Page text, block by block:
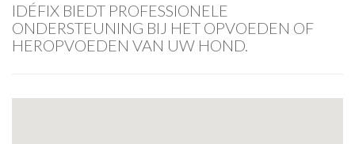
IDÉFIX BIEDT PROFESSIONELE
ONDERSTEUNING BIJ HET OPVOEDEN OF
HEROPVOEDEN VAN UW HOND.